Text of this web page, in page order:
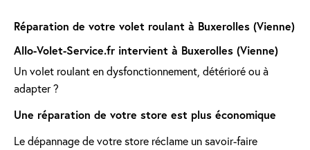
Réparation de votre volet roulant à Buxerolles (Vienne)
Allo-Volet-Service.fr intervient à Buxerolles (Vienne)
Un volet roulant en dysfonctionnement, détérioré ou à
adapter ?
Une réparation de votre store est plus économique
Le dépannage de votre store réclame un savoir-faire